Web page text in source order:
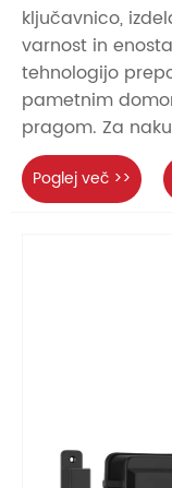
ključavnico,
varnost in
tehnologijo
pametnim
pragom. Za
Poglej več >>